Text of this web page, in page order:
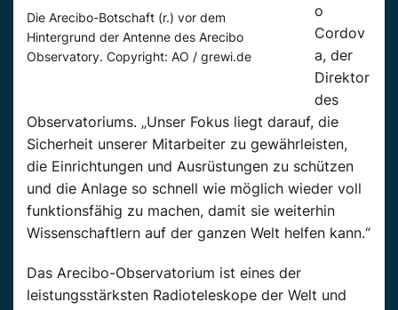
Die Arecibo-Botschaft (r.) vor dem
Hintergrund der Antenne des Arecibo
Observatory. Copyright: AO / grewi.de
o
Cordov
a, der
Direktor
des
Observatoriums. „Unser Fokus liegt darauf, die
Sicherheit unserer Mitarbeiter zu gewährleisten,
die Einrichtungen und Ausrüstungen zu schützen
und die Anlage so schnell wie möglich wieder voll
funktionsfähig zu machen, damit sie weiterhin
Wissenschaftlern auf der ganzen Welt helfen kann.“
Das Arecibo-Observatorium ist eines der
leistungsstärksten Radioteleskope der Welt und